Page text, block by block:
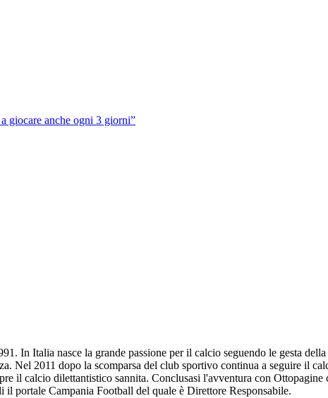
giocare anche ogni 3 giorni”
In Italia nasce la grande passione per il calcio seguendo le gesta
Nel 2011 dopo la scomparsa del club sportivo continua a seguire il
il calcio dilettantistico sannita. Conclusasi l'avventura con Ottopagine
portale Campania Football del quale è Direttore Responsabile.